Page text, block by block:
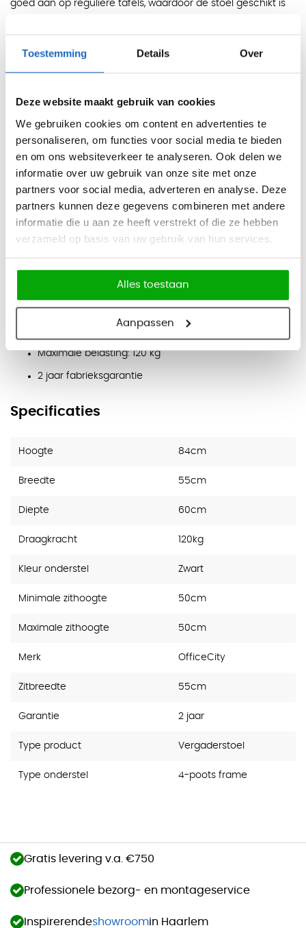
Toestemming Details Over
Deze website maakt gebruik van cookies
We gebruiken cookies om content en advertenties te
personaliseren, om functies voor social media te bieden
en om ons websiteverkeer te analyseren. Ook delen we
informatie over uw gebruik van onze site met onze
partners voor social media, adverteren en analyse. Deze
partners kunnen deze gegevens combineren met andere
informatie die u aan ze heeft verstrekt of die ze hebben
verzameld op basis van uw gebruik van hun services.
Alles toestaan
Aanpassen
goed aan op reguliere tafels, waardoor de stoel geschikt is
Afmetingen
Totale afmetingen: H 86 x B 56 x D 52 cm
Zithoogte: 48 cm
Zitbreedte: 40 cm
Zitdiepte: 40 cm
Eigenschappen
Stoel met brede microvezel zitting
Waterafstotend en eenvoudig schoon te houden
Slijtvaste bekleding met 45.000 Martindale
Zwart gepoedercoat metalen frame
Maximale belasting: 120 kg
2 jaar fabrieksgarantie
Specificaties
Hoogte 84cm
Breedte 55cm
Diepte 60cm
Draagkracht 120kg
Kleur onderstel Zwart
Minimale zithoogte 50cm
Maximale zithoogte 50cm
Merk OfficeCity
Zitbreedte 55cm
Garantie 2 jaar
Type product Vergaderstoel
Type onderstel 4-poots frame
Gratis levering v.a. €750
Professionele bezorg- en montageservice
Inspirerendeshowroomin Haarlem